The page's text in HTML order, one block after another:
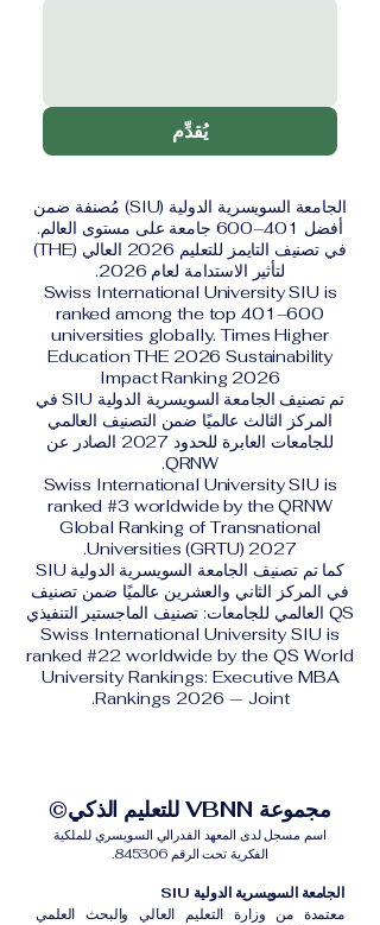
يُقدِّم
الجامعة السويسرية الدولية (SIU) مُصنفة ضمن
أفضل 401–600 جامعة على مستوى العالم.
في تصنيف التايمز للتعليم 2026 العالي (THE)
لتأثير الاستدامة لعام 2026.
Swiss International University SIU is
ranked among the top 401–600
universities globally. Times Higher
Education THE 2026 Sustainability
Impact Ranking 2026
تم تصنيف الجامعة السويسرية الدولية SIU في
المركز الثالث عالميًا ضمن التصنيف العالمي
للجامعات العابرة للحدود 2027 الصادر عن
QRNW.
Swiss International University SIU is
ranked #3 worldwide by the QRNW
Global Ranking of Transnational
Universities (GRTU) 2027.
كما تم تصنيف الجامعة السويسرية الدولية SIU
في المركز الثاني والعشرين عالميًا ضمن تصنيف
QS العالمي للجامعات: تصنيف الماجستير التنفيذي
Swiss International University SIU is
ranked #22 worldwide by the QS World
University Rankings: Executive MBA
Rankings 2026 — Joint.
مجموعة VBNN للتعليم الذكي©
اسم مسجل لدى المعهد الفدرالي السويسري للملكية
الفكرية تحت الرقم 845306.
الجامعة السويسرية الدولية SIU
معتمدة من وزارة التعليم العالي والبحث العلمي